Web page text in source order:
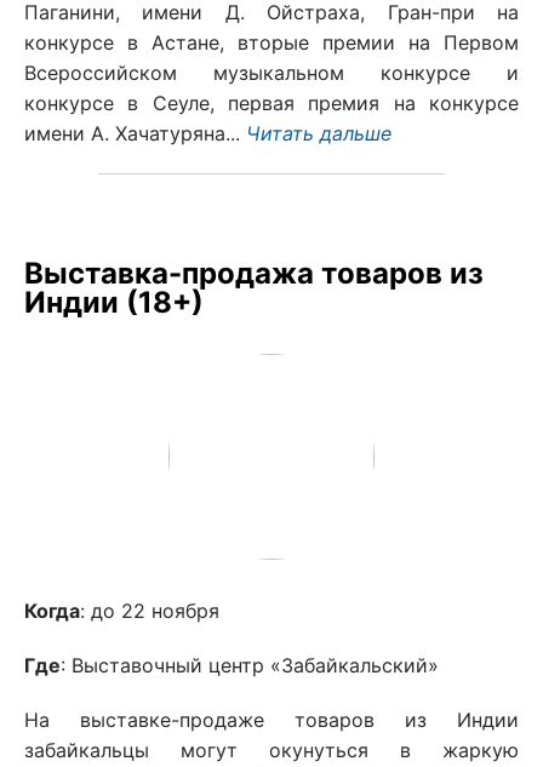
Паганини, имени Д. Ойстраха, Гран-при на
конкурсе в Астане, вторые премии на Первом
Всероссийском музыкальном конкурсе и
конкурсе в Сеуле, первая премия на конкурсе
имени А. Хачатуряна... Читать дальше
Выставка-продажа товаров из
Индии (18+)
Когда: до 22 ноября
Где: Выставочный центр «Забайкальский»
На выставке-продаже товаров из Индии
забайкальцы могут окунуться в жаркую